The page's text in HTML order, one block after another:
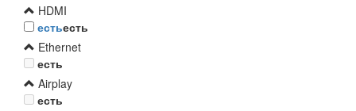
HDMI
естьесть
Ethernet
есть
Airplay
есть